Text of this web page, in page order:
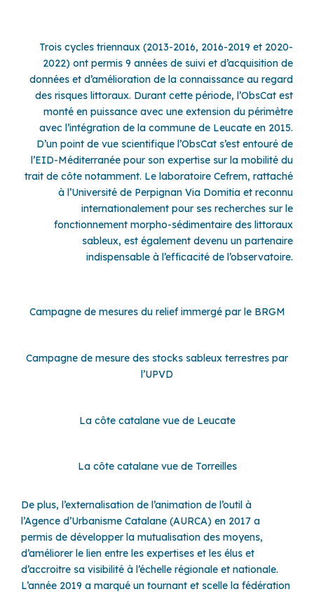
Trois cycles triennaux (2013-2016, 2016-2019 et 2020-
2022) ont permis 9 années de suivi et d’acquisition de
données et d’amélioration de la connaissance au regard
des risques littoraux. Durant cette période, l’ObsCat est
monté en puissance avec une extension du périmètre
avec l’intégration de la commune de Leucate en 2015.
D’un point de vue scientifique l’ObsCat s’est entouré de
l’EID-Méditerranée pour son expertise sur la mobilité du
trait de côte notamment. Le laboratoire Cefrem, rattaché
à l’Université de Perpignan Via Domitia et reconnu
internationalement pour ses recherches sur le
fonctionnement morpho-sédimentaire des littoraux
sableux, est également devenu un partenaire
indispensable à l’efficacité de l’observatoire.
Campagne de mesures du relief immergé par le BRGM
Campagne de mesure des stocks sableux terrestres par
l’UPVD
La côte catalane vue de Leucate
La côte catalane vue de Torreilles
De plus, l’externalisation de l’animation de l’outil à
l’Agence d’Urbanisme Catalane (AURCA) en 2017 a
permis de développer la mutualisation des moyens,
d’améliorer le lien entre les expertises et les élus et
d’accroitre sa visibilité à l’échelle régionale et nationale.
L’année 2019 a marqué un tournant et scelle la fédération